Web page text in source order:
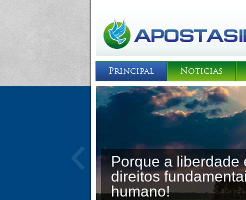
Principal Noticias
Porque a liberdade
direitos
humano!